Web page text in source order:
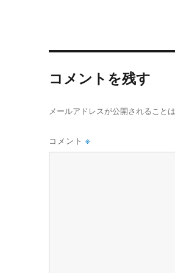
コメントを残す
メールアドレスが公開されることは
コメント※